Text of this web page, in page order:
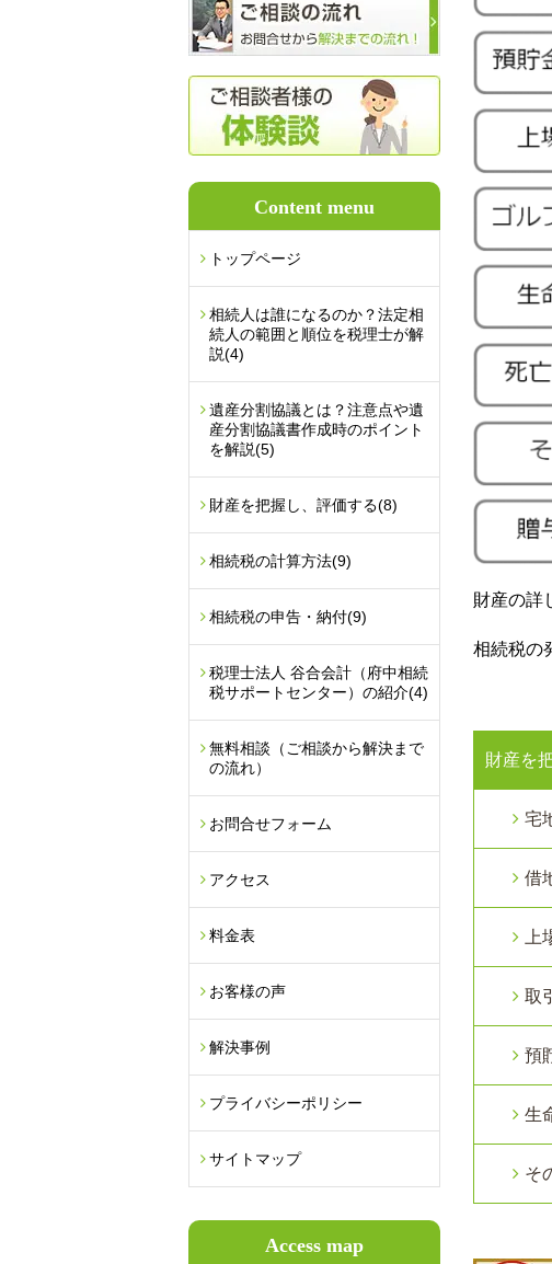
財産の詳
相続税の
財産を
宅
借
上
取
預
生
そ
Content menu
トップページ
相続人は誰になるのか？法定相
続人の範囲と順位を税理士が解
説(4)
遺産分割協議とは？注意点や遺
産分割協議書作成時のポイント
を解説(5)
財産を把握し、評価する(8)
相続税の計算方法(9)
相続税の申告・納付(9)
税理士法人 谷合会計（府中相続
税サポートセンター）の紹介(4)
無料相談（ご相談から解決まで
の流れ）
お問合せフォーム
アクセス
料金表
お客様の声
解決事例
プライバシーポリシー
サイトマップ
Access map